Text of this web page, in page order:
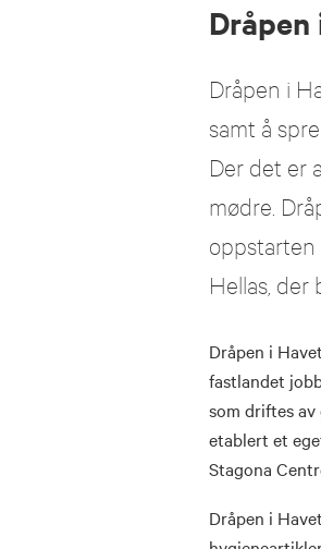
Dråpen i
samt å
Der det er
mødre.
Hellas, der
Dråpen i
fastlandet
som driftes
etablert et
Stagona
Dråpen i